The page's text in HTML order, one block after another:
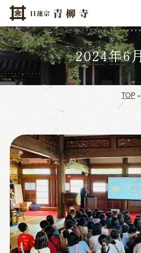
コンテンツへスキップ
メインナビゲーション
2024年6月
TOP »